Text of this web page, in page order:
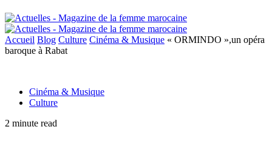
Accueil Blog Culture Cinéma & Musique « ORMINDO »,un opéra
baroque à Rabat
Cinéma & Musique
Culture
2 minute read